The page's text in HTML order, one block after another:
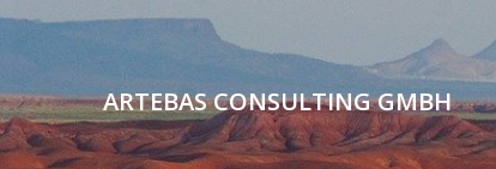
Zum
ARTEBAS CONSULTING GMBH